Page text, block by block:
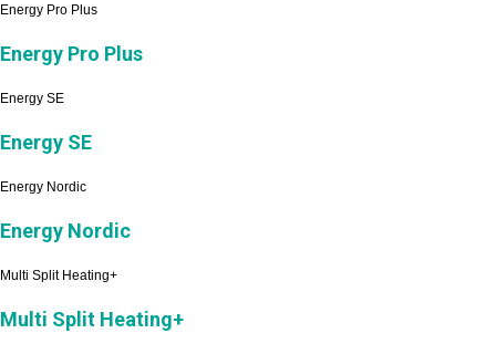
Energy Pro Plus
Energy Pro Plus
Energy SE
Energy SE
Energy Nordic
Energy Nordic
Multi Split Heating+
Multi Split Heating+